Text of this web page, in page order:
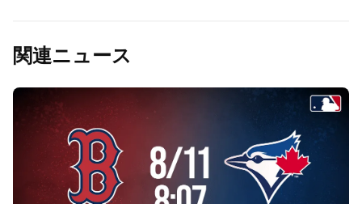
関連ニュース